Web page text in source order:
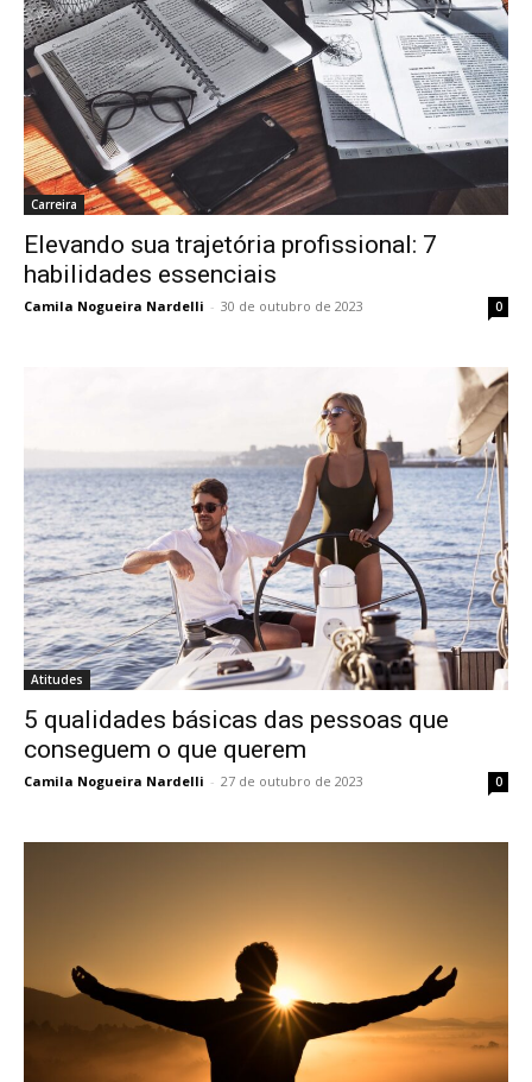
Carreira
Elevando sua trajetória profissional: 7
habilidades essenciais
Camila Nogueira Nardelli - 30 de outubro de 2023 0
Atitudes
5 qualidades básicas das pessoas que
conseguem o que querem
Camila Nogueira Nardelli - 27 de outubro de 2023 0